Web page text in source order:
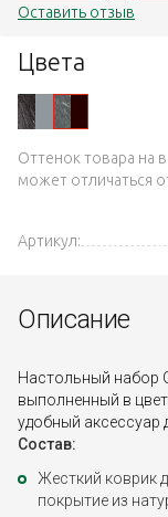
Цвета
Оттенок товара на
может отличаться
Артикул:
Оставить отзыв
Описание
Настольный набор
выполненный в
удобный аксессуар
Состав:
Жесткий коврик
покрытие из